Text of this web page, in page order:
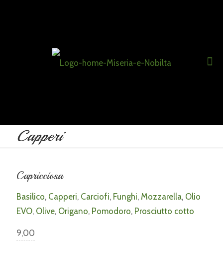
Capperi
Capricciosa
Basilico, Capperi, Carciofi, Funghi, Mozzarella, Olio
EVO, Olive, Origano, Pomodoro, Prosciutto cotto
9,00